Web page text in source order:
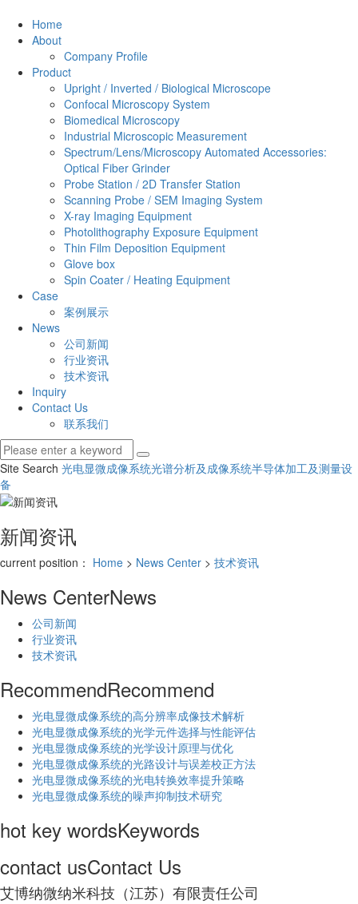
Home
About
Company Profile
Product
Upright / Inverted / Biological Microscope
Confocal Microscopy System
Biomedical Microscopy
Industrial Microscopic Measurement
Spectrum/Lens/Microscopy Automated Accessories:
Optical Fiber Grinder
Probe Station / 2D Transfer Station
Scanning Probe / SEM Imaging System
X-ray Imaging Equipment
Photolithography Exposure Equipment
Thin Film Deposition Equipment
Glove box
Spin Coater / Heating Equipment
Case
案例展示
News
公司新闻
行业资讯
技术资讯
Inquiry
Contact Us
联系我们
Site Search 光电显微成像系统光谱分析及成像系统半导体加工及测量设
备
新闻资讯
current position： Home > News Center > 技术资讯
News CenterNews
公司新闻
行业资讯
技术资讯
RecommendRecommend
光电显微成像系统的高分辨率成像技术解析
​光电显微成像系统的光学元件选择与性能评估
光电显微成像系统的光学设计原理与优化
光电显微成像系统的光路设计与误差校正方法
光电显微成像系统的光电转换效率提升策略
光电显微成像系统的噪声抑制技术研究
hot key wordsKeywords
contact usContact Us
艾博纳微纳米科技（江苏）有限责任公司